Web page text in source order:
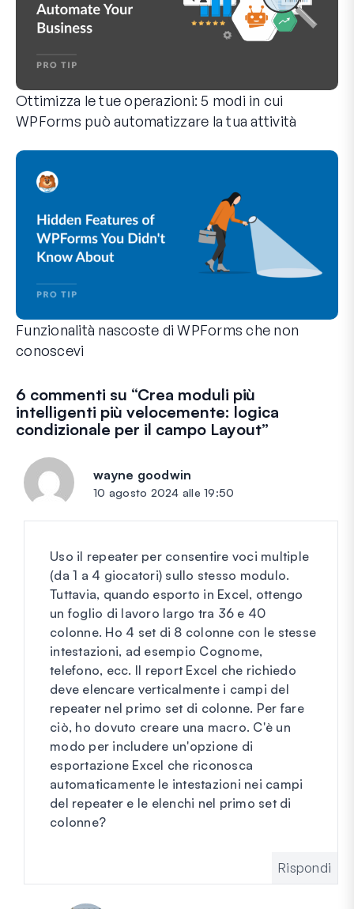
Ottimizza le tue operazioni: 5 modi in cui
WPForms può automatizzare la tua attività
Funzionalità nascoste di WPForms che non
conoscevi
6 commenti su “Crea moduli più
intelligenti più velocemente: logica
condizionale per il campo Layout”
wayne goodwin
10 agosto 2024 alle 19:50
Uso il repeater per consentire voci multiple
(da 1 a 4 giocatori) sullo stesso modulo.
Tuttavia, quando esporto in Excel, ottengo
un foglio di lavoro largo tra 36 e 40
colonne. Ho 4 set di 8 colonne con le stesse
intestazioni, ad esempio Cognome,
telefono, ecc. Il report Excel che richiedo
deve elencare verticalmente i campi del
repeater nel primo set di colonne. Per fare
ciò, ho dovuto creare una macro. C'è un
modo per includere un'opzione di
esportazione Excel che riconosca
automaticamente le intestazioni nei campi
del repeater e le elenchi nel primo set di
colonne?
Rispondi